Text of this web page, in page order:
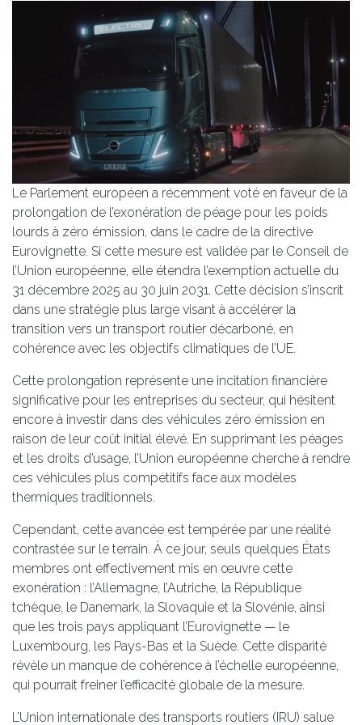
Le Parlement européen a récemment voté en faveur de la
prolongation de l’exonération de péage pour les poids
lourds à zéro émission, dans le cadre de la directive
Eurovignette. Si cette mesure est validée par le Conseil de
l’Union européenne, elle étendra l’exemption actuelle du
31 décembre 2025 au 30 juin 2031. Cette décision s’inscrit
dans une stratégie plus large visant à accélérer la
transition vers un transport routier décarboné, en
cohérence avec les objectifs climatiques de l’UE.
Cette prolongation représente une incitation financière
significative pour les entreprises du secteur, qui hésitent
encore à investir dans des véhicules zéro émission en
raison de leur coût initial élevé. En supprimant les péages
et les droits d’usage, l’Union européenne cherche à rendre
ces véhicules plus compétitifs face aux modèles
thermiques traditionnels.
Cependant, cette avancée est tempérée par une réalité
contrastée sur le terrain. À ce jour, seuls quelques États
membres ont effectivement mis en œuvre cette
exonération : l’Allemagne, l’Autriche, la République
tchèque, le Danemark, la Slovaquie et la Slovénie, ainsi
que les trois pays appliquant l’Eurovignette — le
Luxembourg, les Pays-Bas et la Suède. Cette disparité
révèle un manque de cohérence à l’échelle européenne,
qui pourrait freiner l’efficacité globale de la mesure.
L’Union internationale des transports routiers (IRU) salue